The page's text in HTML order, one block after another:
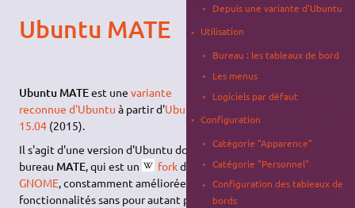
Ubuntu MATE
Ubuntu MATEest unevariante
reconnue d'Ubuntu à partir d'Ubuntu
15.04 (2015).
Il s'agit d'une version d'Ubuntu dotée de l'environnement de
bureau MATE, qui est un forkd'une version obsolète (2.x) de
GNOME, constamment améliorée et enrichie en
fonctionnalités sans pour autant perdre son avantage : une
Depuis une variante d'Ubuntu
Utilisation
Bureau : les tableaux de bord
Les menus
Logiciels par défaut
Configuration
Catégorie "Apparence"
Catégorie "Personnel"
Configuration des tableaux de
bords